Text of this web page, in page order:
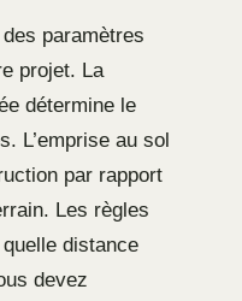
paramètres
projet. La
détermine le
L’emprise au sol
par rapport
Les règles
distance
devez